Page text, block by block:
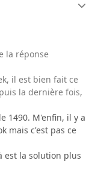
la réponse
il est bien fait ce
la dernière fois,
1490. M'enfin, il y a
mais c'est pas ce
est la solution plus